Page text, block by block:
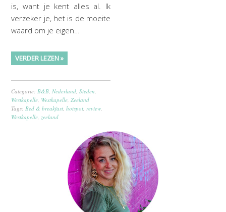
is, want je kent alles al. Ik
verzeker je, het is de moeite
waard om je eigen…
VERDER LEZEN »
Categorie:B&B,Nederland,Steden,
Westkapelle, Westkapelle,Zeeland
Tags:Bed & breakfast,hotspot,review,
Westkapelle,zeeland